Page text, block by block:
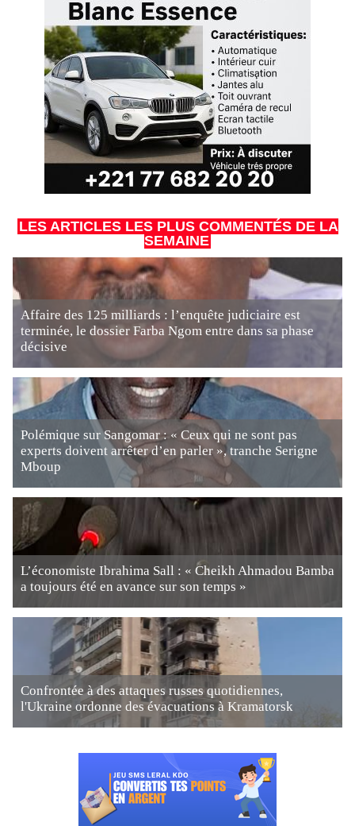
LES ARTICLES LES PLUS COMMENTÉS DE LA
SEMAINE
Affaire des 125 milliards : l’enquête judiciaire est
terminée, le dossier Farba Ngom entre dans sa phase
décisive
Polémique sur Sangomar : « Ceux qui ne sont pas
experts doivent arrêter d’en parler », tranche Serigne
Mboup
L’économiste Ibrahima Sall : « Cheikh Ahmadou Bamba
a toujours été en avance sur son temps »
Confrontée à des attaques russes quotidiennes,
l'Ukraine ordonne des évacuations à Kramatorsk